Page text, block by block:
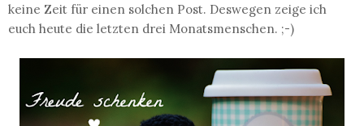
keine Zeit für einen solchen Post. Deswegen zeige ich
euch heute die letzten drei Monatsmenschen. ;-)